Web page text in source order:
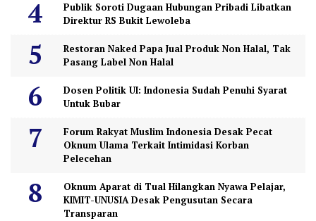
Publik Soroti Dugaan Hubungan Pribadi Libatkan
Direktur RS Bukit Lewoleba
Restoran Naked Papa Jual Produk Non Halal, Tak
Pasang Label Non Halal
Dosen Politik UI: Indonesia Sudah Penuhi Syarat
Untuk Bubar
Forum Rakyat Muslim Indonesia Desak Pecat
Oknum Ulama Terkait Intimidasi Korban
Pelecehan
Oknum Aparat di Tual Hilangkan Nyawa Pelajar,
KIMIT-UNUSIA Desak Pengusutan Secara
Transparan